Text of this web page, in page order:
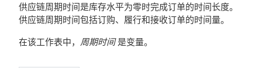
供应链周期时间是库存水平为零时完成订单的时间长度。
供应链周期时间包括订购、履行和接收订单的时间量。
在该工作表中， 周期时间是变量。